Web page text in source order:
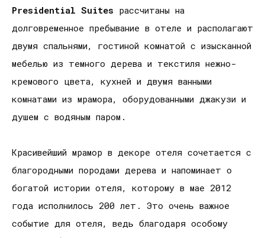
Presidential Suites рассчитаны на
долговременное пребывание в отеле и располагают
двумя спальнями, гостиной комнатой с изысканной
мебелью из темного дерева и текстиля нежно-
кремового цвета, кухней и двумя ванными
комнатами из мрамора, оборудованными джакузи и
душем с водяным паром.
Красивейший мрамор в декоре отеля сочетается с
благородными породами дерева и напоминает о
богатой истории отеля, которому в мае 2012
года исполнилось 200 лет. Это очень важное
событие для отеля, ведь благодаря особому